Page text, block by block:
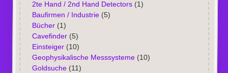
2te Hand / 2nd Hand Detectors(1)
Baufirmen / Industrie(5)
Bücher(1)
Cavefinder(5)
Einsteiger(10)
Geophysikalische Messsysteme(10)
Goldsuche(11)